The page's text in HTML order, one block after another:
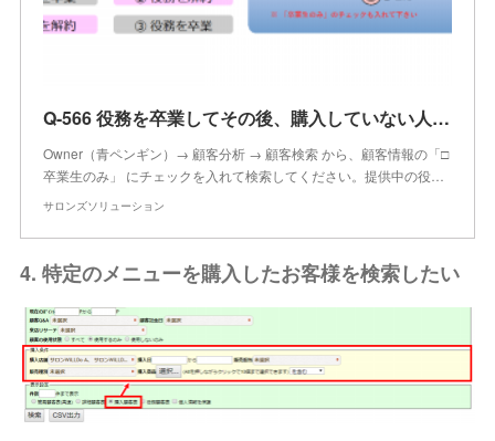
Q-566 役務を卒業してその後、購入していない人を検索することはできますか？
Owner（青ペンギン）→ 顧客分析 → 顧客検索 から、顧客情報の「□
卒業生のみ」 にチェックを入れて検索してください。提供中の役…
サロンズソリューション
4. 特定のメニューを購入したお客様を検索したい